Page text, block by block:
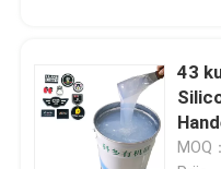
43
MOQ